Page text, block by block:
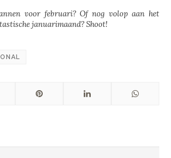
voor februari? Of nog volop aan het
januarimaand? Shoot!